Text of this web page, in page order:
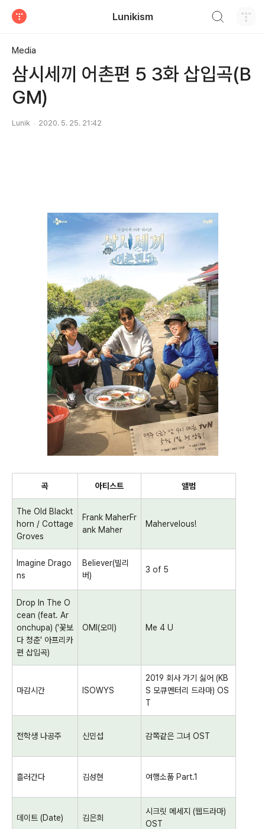
Lunikism
Media
삼시세끼 어촌편 5 3화 삽입곡(B
GM)
Lunik 2020. 5. 25. 21:42
곡 아티스트 앨범
The Old Blackt
horn / Cottage
Groves
Frank MaherFr
ank Maher
Mahervelous!
Imagine Drago
ns
Believer(빌리
버)
3 of 5
Drop In The O
cean (feat. Ar
onchupa) ('꽃보
다 청춘' 아프리카
편 삽입곡)
OMI(오미) Me 4 U
마감시간 ISOWYS
2019 회사 가기 싫어 (KB
S 모큐멘터리 드라마) OS
T
전학생 나공주 신민섭 감쪽같은 그녀 OST
흘러간다 김성현 여행소품 Part.1
데이트 (Date) 김은희
시크릿 메세지 (웹드라마)
OST